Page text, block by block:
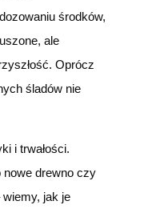
środków,
ale
Oprócz
śladów nie
i trwałości.
nowe drewno czy
jak je